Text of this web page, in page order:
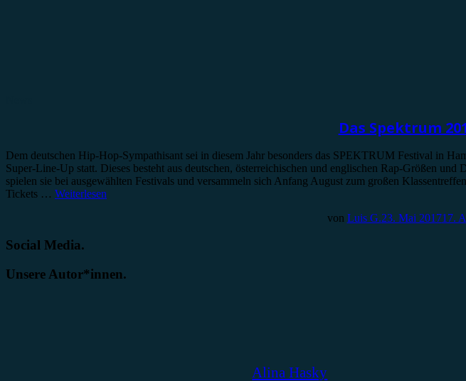
Das Spektrum
Dem deutschen Hip-Hop-Sympathisant sei in diesem Jahr besonders das SPEKTRUM Festival in
Super-Line-Up statt. Dieses besteht aus deutschen, österreichischen und englischen Rap-Größen
spielen sie bei ausgewählten Festivals und versammeln sich Anfang August zum großen
Tickets … Weiterlesen
von Luis G.23. Mai 201717.
Social Media.
Unsere Autor*innen.
Alina Hasky